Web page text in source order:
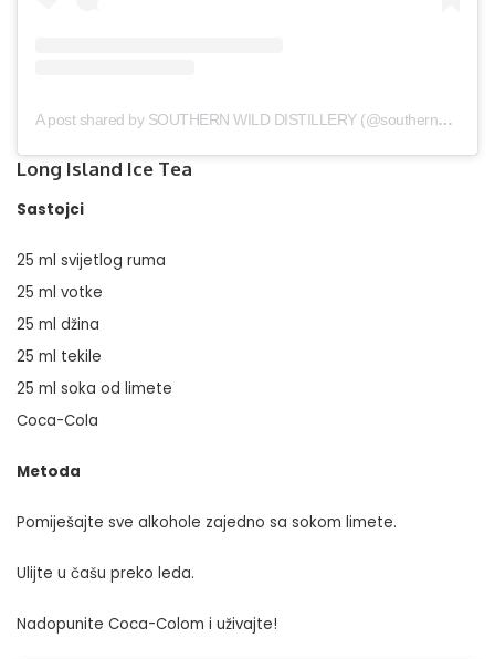
A post shared by SOUTHERN WILD DISTILLERY (@southernwilddistillery)
Long Island Ice Tea
Sastojci
25 ml svijetlog ruma
25 ml votke
25 ml džina
25 ml tekile
25 ml soka od limete
Coca-Cola
Metoda
Pomiješajte sve alkohole zajedno sa sokom limete.
Ulijte u čašu preko leda.
Nadopunite Coca-Colom i uživajte!